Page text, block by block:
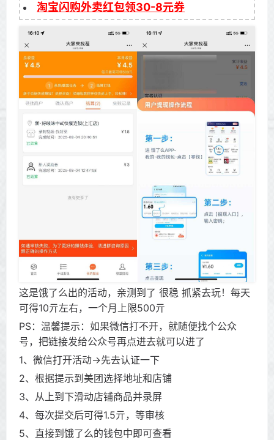
淘宝闪购外卖红包领30-8元券
这是饿了么出的活动，亲测到了 很稳 抓紧去玩！每天
可得10亓左右，一个月上限500亓
PS：温馨提示：如果微信打不开，就随便找个公众
号，把链接发给公众号再点进去就可以进了
1、微信打开活动->先去认证一下
2、根据提示到美团选择地址和店铺
3、从上到下滑动店铺商品并录屏
4、每次提交后可得1.5亓，等审核
5、直接到饿了么的钱包中即可查看